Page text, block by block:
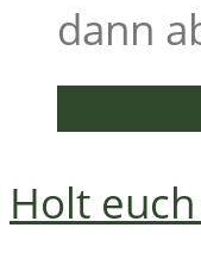
dann
Holt